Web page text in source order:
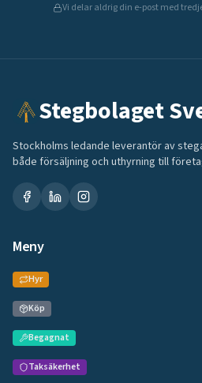
Vi delar aldrig din e-post med
Stegbolaget
Stockholms ledande leverantör av
både försäljning och uthyrning till
Meny
Hyr
Köp
Begagnat
Taksäkerhet